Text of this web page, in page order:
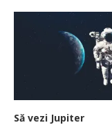
Să vezi Jupiter